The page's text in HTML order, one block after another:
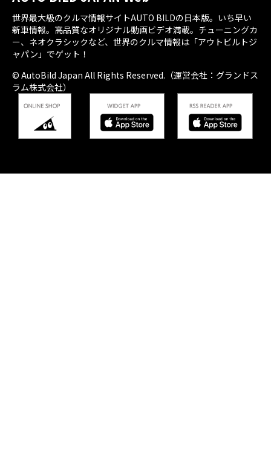
世界最大級のクルマ情報サイトAUTO BILDの日本版。いち早い
新車情報。高品質なオリジナル動画ビデオ満載。チューニングカ
ー、ネオクラシックなど、世界のクルマ情報は「アウトビルトジ
ャパン」でゲット！
© AutoBild Japan All Rights Reserved.（運営会社：グランドス
ラム株式会社）